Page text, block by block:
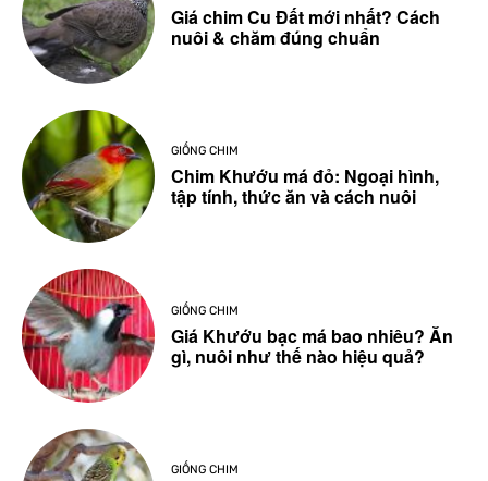
Giá chim Cu Đất mới nhất? Cách
nuôi & chăm đúng chuẩn
GIỐNG CHIM
Chim Khướu má đỏ: Ngoại hình,
tập tính, thức ăn và cách nuôi
GIỐNG CHIM
Giá Khướu bạc má bao nhiêu? Ăn
gì, nuôi như thế nào hiệu quả?
GIỐNG CHIM